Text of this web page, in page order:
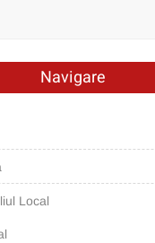
Navigare
Local